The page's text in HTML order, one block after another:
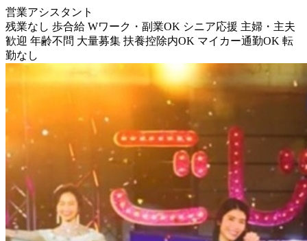
営業アシスタント
残業なし 歩合給 Wワーク・副業OK シニア応援 主婦・主夫
歓迎 年齢不問 大量募集 扶養控除内OK マイカー通勤OK 転
勤なし